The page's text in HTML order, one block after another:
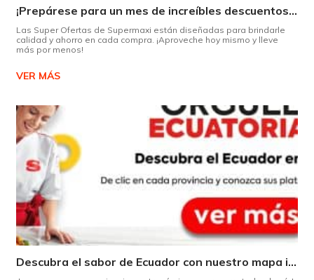
¡Prepárese para un mes de increíbles descuentos en Supermaxi!
Las Super Ofertas de Supermaxi están diseñadas para brindarle
calidad y ahorro en cada compra. ¡Aproveche hoy mismo y lleve
más por menos!
VER MÁS
Descubra el sabor de Ecuador con nuestro mapa interactivo de recetas